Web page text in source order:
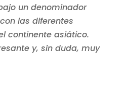
un denominador
las diferentes
continente asiático.
y, sin duda, muy